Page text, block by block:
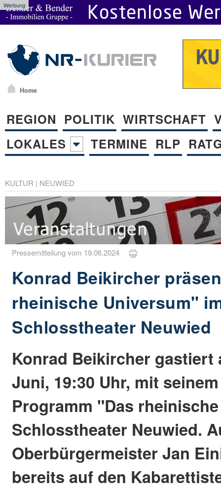
Werbung
Home
REGION POLITIK WIRTSCHAFT
LOKALES
TERMINE RLP
KULTUR | NEUWIED
Pressemitteilung vom 19.06.2024
Konrad Beikircher
rheinische Universum"
Schlosstheater Neuwied
Konrad Beikircher gastiert
Juni, 19:30 Uhr, mit
Programm "Das
Schlosstheater Neuwied.
Oberbürgermeister Jan
bereits auf den